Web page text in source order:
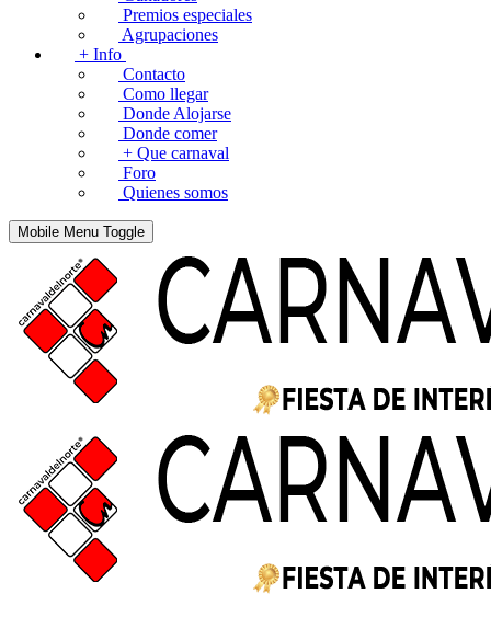
Premios especiales
Agrupaciones
+ Info
Contacto
Como llegar
Donde Alojarse
Donde comer
+ Que carnaval
Foro
Quienes somos
Mobile Menu Toggle